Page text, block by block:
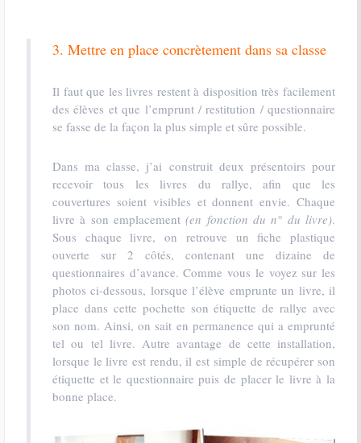
3. Mettre en place concrètement dans sa classe
Il faut que les livres restent à disposition très facilement
des élèves et que l’emprunt / restitution / questionnaire
se fasse de la façon la plus simple et sûre possible.
Dans ma classe, j’ai construit deux présentoirs pour
recevoir tous les livres du rallye, afin que les
couvertures soient visibles et donnent envie. Chaque
livre à son emplacement(en fonction du n° du livre).
Sous chaque livre, on retrouve un fiche plastique
ouverte sur 2 côtés, contenant une dizaine de
questionnaires d’avance. Comme vous le voyez sur les
photos ci-dessous, lorsque l’élève emprunte un livre, il
place dans cette pochette son étiquette de rallye avec
son nom. Ainsi, on sait en permanence qui a emprunté
tel ou tel livre. Autre avantage de cette installation,
lorsque le livre est rendu, il est simple de récupérer son
étiquette et le questionnaire puis de placer le livre à la
bonne place.